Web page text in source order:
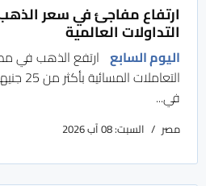
ارتفاع مفاجئ في سعر
التداولات العالمية
اليوم السابع ارتفع الذهب في
في...
مصر السبت: 08 آب 2026